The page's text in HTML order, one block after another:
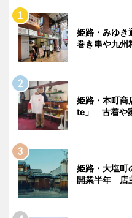
姫路・みゆ
巻き串や九州
姫路・本町
te」 古着や
姫路・大塩町
開業半年 店